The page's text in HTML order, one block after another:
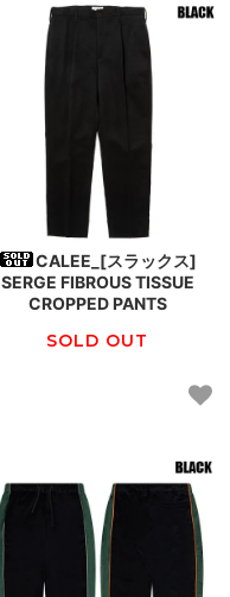
CALEE_[スラックス]
SERGE FIBROUS TISSUE
CROPPED PANTS
SOLD OUT